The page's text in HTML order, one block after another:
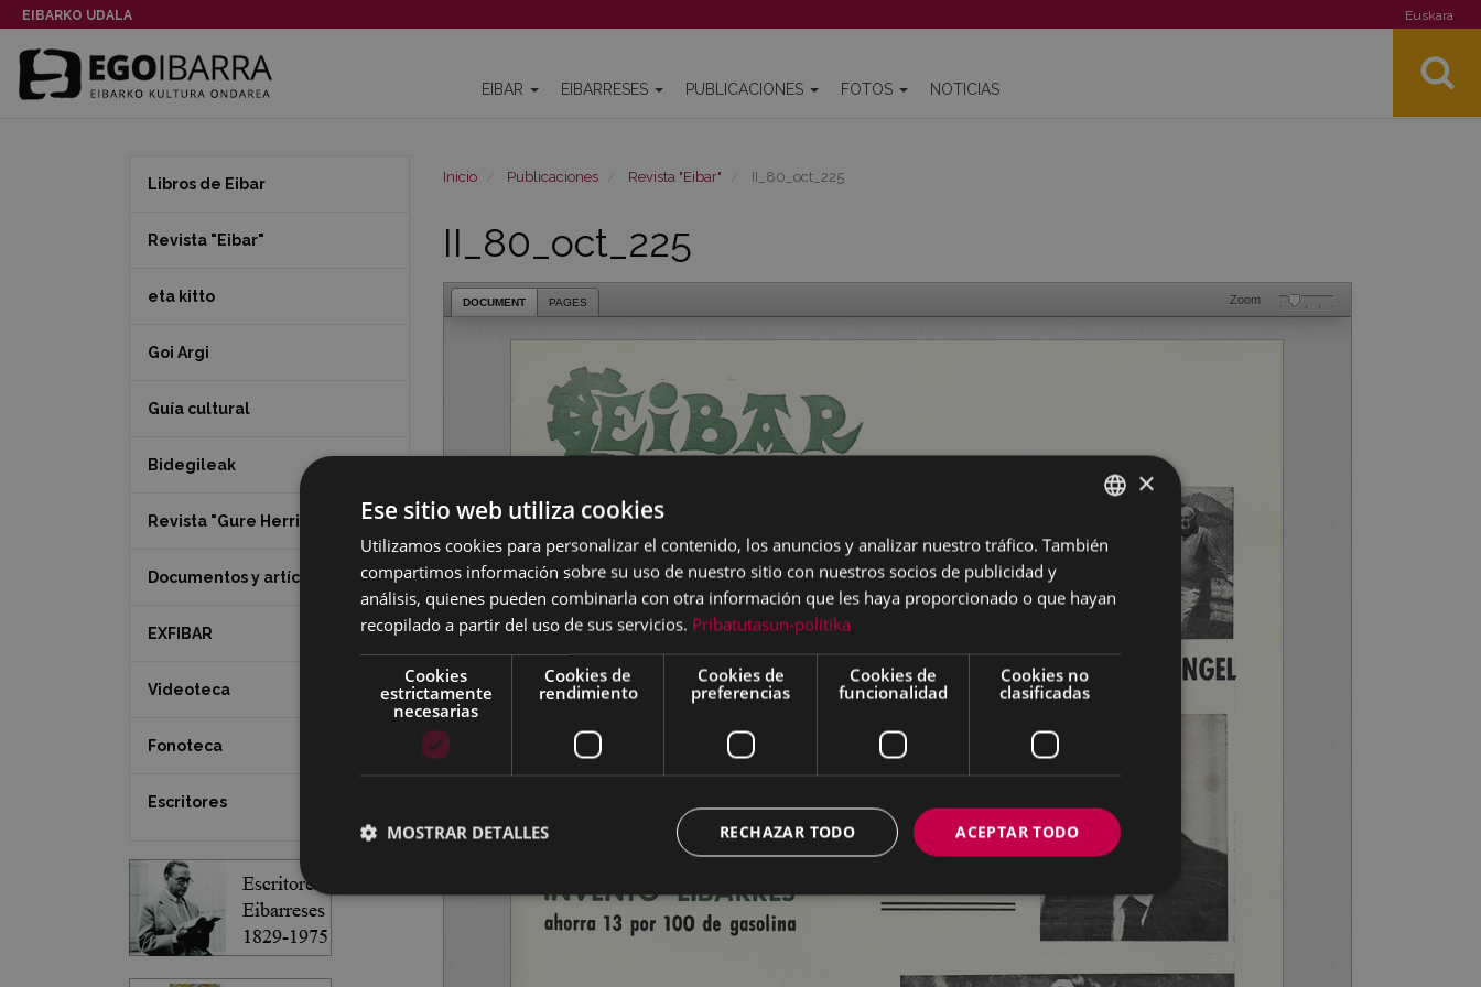
EIBARKO UDALA Euskara
EIBAR EIBARRESES PUBLICACIONES FOTOS NOTICIAS
Inicio Publicaciones Revista "Eibar" II_80_oct_225
II_80_oct_225
DOCUMENT PAGES Zoom
Libros de Eibar
Revista "Eibar"
eta kitto
Goi Argi
Guía cultural
Bidegileak
Revista "Gure Herria"
Documentos y artículos
EXFIBAR
Videoteca
Fonoteca
Escritores
BASQUE
×
Ese sitio web utiliza cookies
Utilizamos cookies para personalizar el contenido, los anuncios y analizar nuestro tráfico. También
compartimos información sobre su uso de nuestro sitio con nuestros socios de publicidad y
análisis, quienes pueden combinarla con otra información que les haya proporcionado o que hayan
recopilado a partir del uso de sus servicios. Pribatutasun-politika
Cookies
estrictamente
necesarias
Cookies de
rendimiento
Cookies de
preferencias
Cookies de
funcionalidad
Cookies no
clasificadas
ACEPTAR TODO
RECHAZAR TODO
MOSTRAR DETALLES